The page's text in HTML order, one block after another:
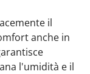
il
anche in
l'umidità e il